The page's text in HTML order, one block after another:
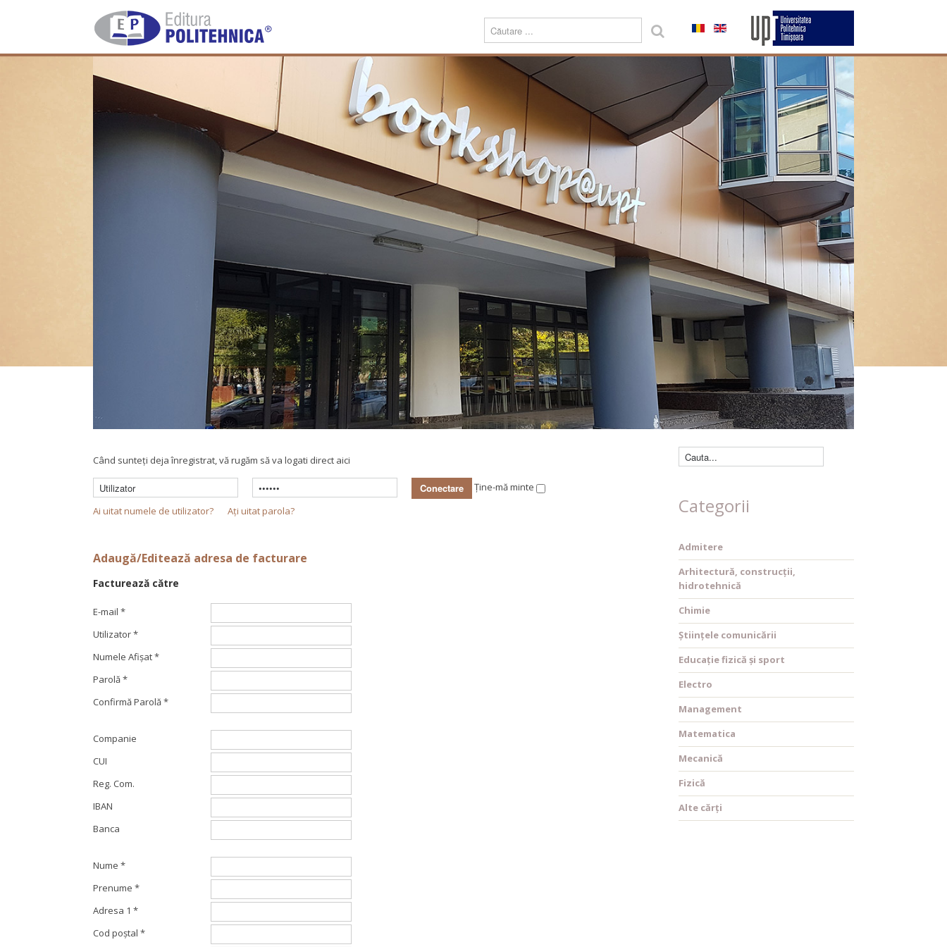
0,00 lei
Contul meu
Prezentare
Despre
Misiune
Echipa
Editură
Carte
Periodice
Teze de doctorat
Download
Tipografie
Servicii
Produse
Echipamente tipografice
Promoționale
Evenimente
Contact
Detaliile contului dvs.
Când sunteţi deja înregistrat, vă rugăm să va logati direct aici
Ține-mă minte
Ai uitat numele de utilizator?
Aţi uitat parola?
Adaugă/Editează adresa de facturare
Facturează către
E-mail *
Utilizator*
Numele Afişat*
Parolă*
Confirmă Parolă*
Companie
CUI
Reg. Com.
IBAN
Banca
Nume *
Prenume *
Adresa 1 *
Cod poştal *
Căutare cărți
Categorii
Admitere
Arhitectură, construcții,
hidrotehnică
Chimie
Științele comunicării
Educație fizică și sport
Electro
Management
Matematica
Mecanică
Fizică
Alte cărți